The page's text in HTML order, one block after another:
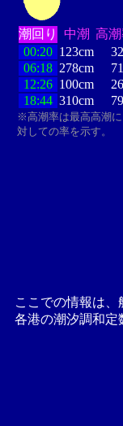
潮回り 中潮 高
00:20 123cm
06:18 278cm
12:26 100cm
18:44 310cm
※高潮率は最高高潮に
対しての率を示す。
ここでの情報は
各港の潮汐調和定